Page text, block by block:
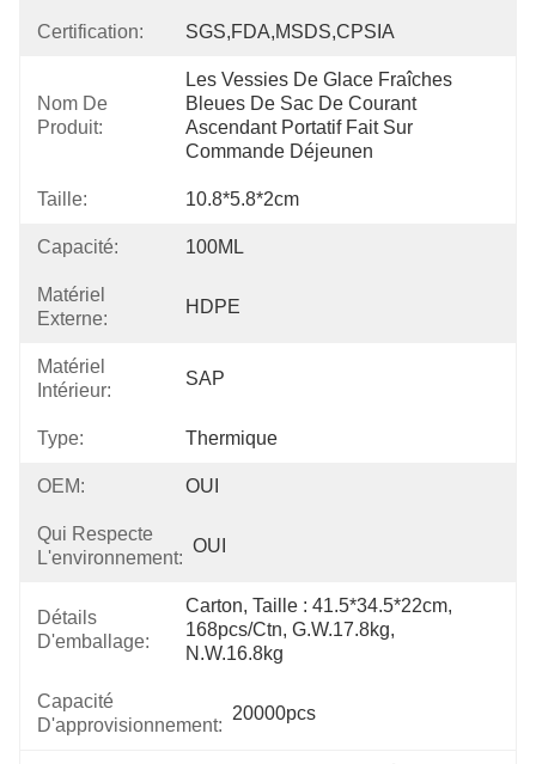
Certification: SGS,FDA,MSDS,CPSIA
Nom De
Produit:
Les Vessies De Glace Fraîches
Bleues De Sac De Courant
Ascendant Portatif Fait Sur
Commande Déjeunen
Taille: 10.8*5.8*2cm
Capacité: 100ML
Matériel
Externe:
HDPE
Matériel
Intérieur:
SAP
Type: Thermique
OEM: OUI
Qui Respecte
L'environnement:
OUI
Détails
D'emballage:
Carton, Taille : 41.5*34.5*22cm,
168pcs/ctn, G.W.17.8kg,
N.W.16.8kg
Capacité
D'approvisionnement:
20000pcs